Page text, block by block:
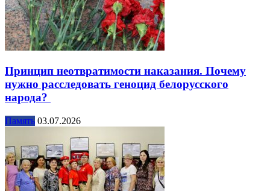
Принцип неотвратимости наказания. Почему
нужно расследовать геноцид белорусского
народа?
Память 03.07.2026